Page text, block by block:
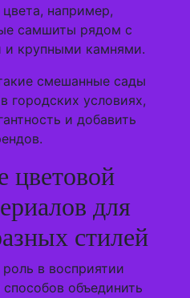
например,
самшиты рядом с
и крупными камнями.
смешанные сады
городских условиях,
и добавить
цветовой
для
стилей
в восприятии
объединить